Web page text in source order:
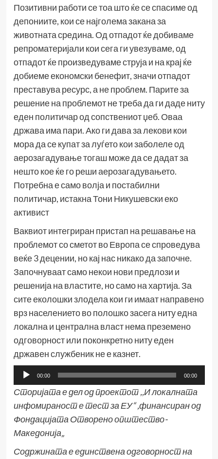
Позитивни работи се тоа што ќе се спасиме од
депониите, кои се најголема закана за
животната средина. Од отпадот ќе добиваме
репроматеријали кои сега ги увезуваме, од
отпадот ќе произведуваме струја и на крај ќе
добиеме економски бенефит, значи отпадот
преставува ресурс, а не проблем. Парите за
решение на проблемот не треба да ги даде ниту
еден политичар од сопствениот џеб. Оваа
држава има пари. Ако ги дава за лекови кои
мора да се купат за луѓето кои заболеле од
аерозагадување тогаш може да се дадат за
нешто кое ќе го реши аерозагадувањето.
Потребна е само волја и постабилни
политичар, истакна Тони Никушевски еко
активист
Ваквиот интегриран пристап на решавање на
проблемот со сметот во Европа се спроведува
веќе 3 децении, но кај нас никако да започне.
Започнуваат само некои нови предлози и
решенија на властите, но само на хартија. За
сите еколошки злодела кои ги имаат направено
врз населението во полошко засега ниту една
локална и централна власт нема преземено
одговорност или поконкретно ниту еден
државен службеник не е казнет.
Аудио
плејер
00:00 00:00
Сторијата е дел од проектот ,,И локалната
инфомираност е тест за ЕУ“ ,финансиран од
Фондацијата Отворено општество-
Македонија„
Содржината е единствена одговорност на